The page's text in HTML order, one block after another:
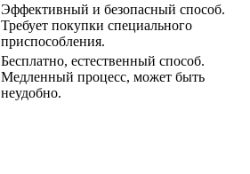
Эффективный и безопасный способ.
Требует покупки специального
приспособления.
Бесплатно, естественный способ.
Медленный процесс, может быть
неудобно.